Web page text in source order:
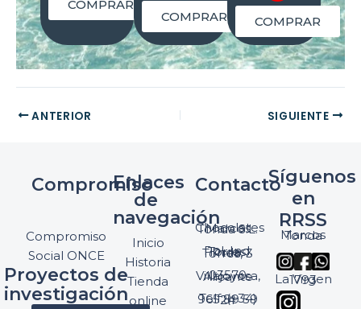
COMPRAR
COMPRAR COMPRAR
ANTERIOR SIGUIENTE
Compromiso
Compromiso
Social ONCE
Proyectos de
investigación
Enlaces
de
navegación
Inicio
Historia
Tienda
online
Contacto
Chocolates Marcos Tonda S.L.
Pol. Ind. Torres, Ptda. Torres, 3
03570 Villajoyosa, Alicante
Telf: (+34) 965 89 59 24
Síguenos
en
RRSS
Marcos Tonda
La Virgen 1793